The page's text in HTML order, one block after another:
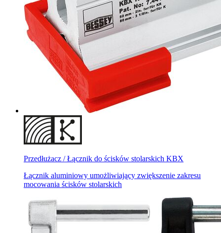
Przedłużacz / Łącznik do ścisków stolarskich KBX
Łącznik aluminiowy umożliwiający zwiększenie zakresu
mocowania ścisków stolarskich